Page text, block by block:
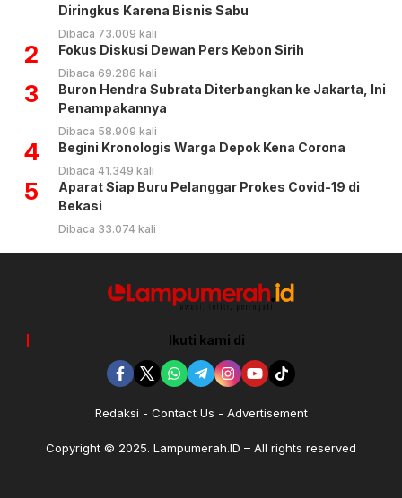
Diringkus Karena Bisnis Sabu
Dibaca 73.009 kali
2 Fokus Diskusi Dewan Pers Kebon Sirih
Dibaca 69.286 kali
3
Buron Hendra Subrata Diterbangkan ke Jakarta, Ini
Penampakannya
Dibaca 58.909 kali
4 Begini Kronologis Warga Depok Kena Corona
Dibaca 41.349 kali
5
Aparat Siap Buru Pelanggar Prokes Covid-19 di
Bekasi
Dibaca 33.074 kali
Ikuti kami di
Redaksi Contact Us Advertisement
Copyright © 2025. Lampumerah.ID – All rights reserved